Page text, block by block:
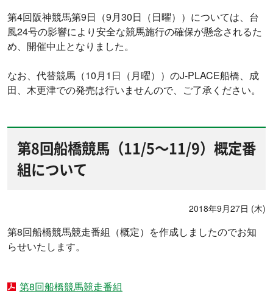
第4回阪神競馬第9日（9月30日（日曜））については、台
風24号の影響により安全な競馬施行の確保が懸念されるた
め、開催中止となりました。
なお、代替競馬（10月1日（月曜））のJ-PLACE船橋、成
田、木更津での発売は行いませんので、ご了承ください。
第8回船橋競馬（11/5～11/9）概定番
組について
2018年9月27日 (木)
第8回船橋競馬競走番組（概定）を作成しましたのでお知
らせいたします。
第8回船橋競馬競走番組